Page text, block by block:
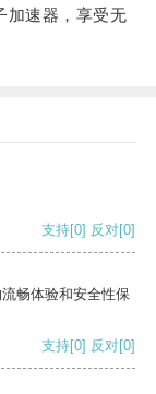
速器，享受无
支持[0] 反对[0]
畅体验和安全性保
支持[0] 反对[0]